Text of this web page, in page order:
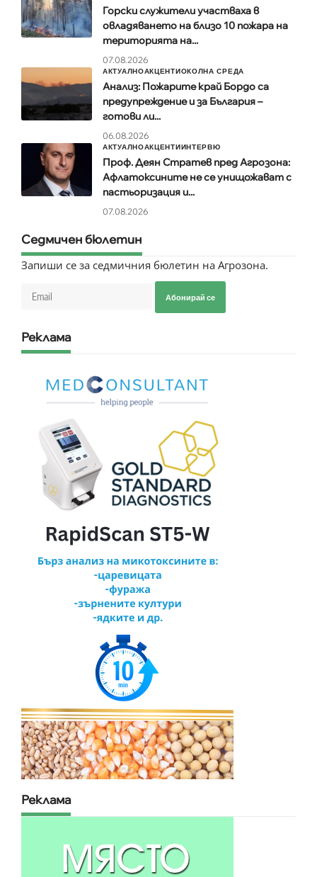
Горски служители участваха в
овладяването на близо 10 пожара на
територията на...
07.08.2026
АКТУАЛНОАКЦЕНТИОКОЛНА СРЕДА
Анализ: Пожарите край Бордо са
предупреждение и за България –
готови ли...
06.08.2026
АКТУАЛНОАКЦЕНТИИНТЕРВЮ
Проф. Деян Стратев пред Агрозона:
Афлатоксините не се унищожават с
пастьоризация и...
07.08.2026
Седмичен бюлетин
Запиши се за седмичния бюлетин на Агрозона.
Абонирай се
Реклама
Реклама